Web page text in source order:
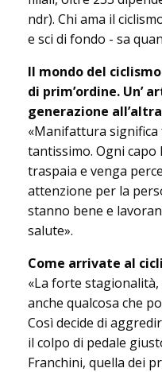
ndr). Chi ama il
e sci di fondo - sa
Il mondo del
di prim’ordine. Un’
generazione
«Manifattura
tantissimo. Ogni
traspaia e venga
attenzione per la
stanno bene e
salute».
Come arrivate al
«La forte
anche qualcosa che
Così decide di
il colpo di pedale
Franchini, quella dei